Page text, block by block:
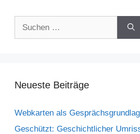
Neueste Beiträge
Webkarten als
Geschützt: Geschichtlicher